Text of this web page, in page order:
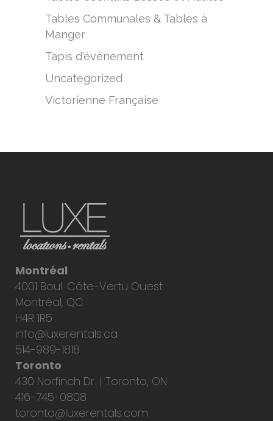
Tables Communales & Tables à
Manger
Tapis d'événement
Uncategorized
Victorienne Française
Montréal
4001 Boul. Côte-Vertu Ouest
Montréal, QC
H4R 1R5
info@luxerentals.ca
514-989-1818
Toronto
430 Norfinch Dr. | Toronto, ON
416-745-0808
toronto@luxerentals.com